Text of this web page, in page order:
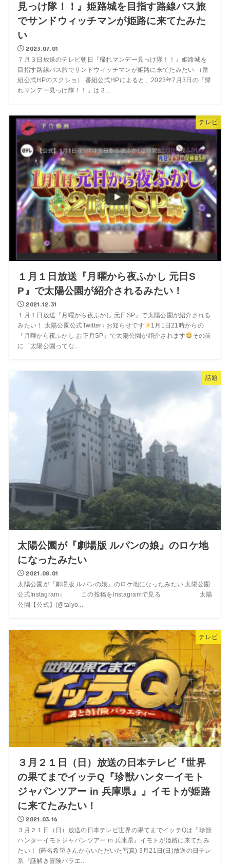
見っけ隊！！』姫路城を目指す路線バス旅
でサンドウィッチマンが姫路に来てたみた
い
2023.07.01
７月３日放送のテレビ朝日『帰れマンデー見っけ隊！！』姫路城を
目指す路線バス旅でサンドウィッチマンが姫路に来てたみたい （番
組公式HPのスクショ） 番組公式HPによると、2023年7月3日の『帰
れマンデー見っけ隊！！』は３...
テレビ
１月１日放送『月曜から夜ふかし 元日S
P』で太陽公園が紹介されるみたい！
2021.12.31
１月１日放送『月曜から夜ふかし 元日SP』で太陽公園が紹介される
みたい！ 太陽公園公式Twitter↓ お知らせです
1月1日21時からの
『月曜から夜ふかし お正月SP』で太陽公園が紹介されます
その前
に「太陽公園ってな...
話題
太陽公園が『劇場版 ルパンの娘』のロケ地
になったみたい
2021.08.01
太陽公園が『劇場版 ルパンの娘』のロケ地になったみたい 太陽公園
公式Instagram↓ この投稿をInstagramで見る 太陽
公園【公式】(@taiyo...
テレビ
３月２１日（日）放送の日本テレビ『世界
の果てまでイッテQ『珍獣ハンターイモト
ジャパンツアー in 兵庫県』』イモトが姫路
に来てたみたい！
2021.03.16
３月２１日（日）放送の日本テレビ世界の果てまでイッテQは『珍獣
ハンターイモトジャパンツアー in 兵庫県』イモトが姫路に来てたみ
たい！ (匿名希望さんからいただいた写真) 3月21日(日)放送の日テレ
系『謎解き冒険バラエ...